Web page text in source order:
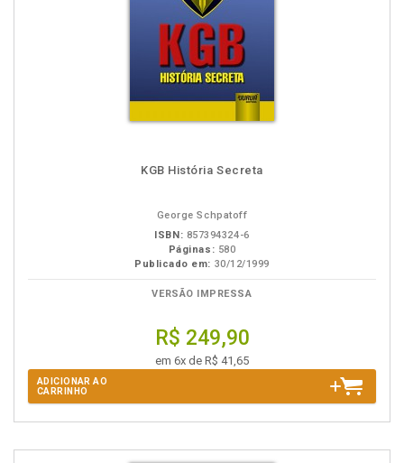
KGB História Secreta
George Schpatoff
ISBN: 857394324-6
Páginas: 580
Publicado em: 30/12/1999
VERSÃO IMPRESSA
R$ 249,90
em 6x de R$ 41,65
ADICIONAR AO
CARRINHO